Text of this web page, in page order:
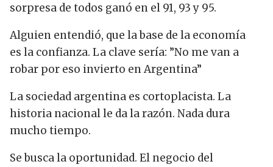
sorpresa de todos ganó en el 91, 93 y 95.
Alguien entendió, que la base de la economía
es la confianza. La clave sería: ”No me van a
robar por eso invierto en Argentina”
La sociedad argentina es cortoplacista. La
historia nacional le da la razón. Nada dura
mucho tiempo.
Se busca la oportunidad. El negocio del